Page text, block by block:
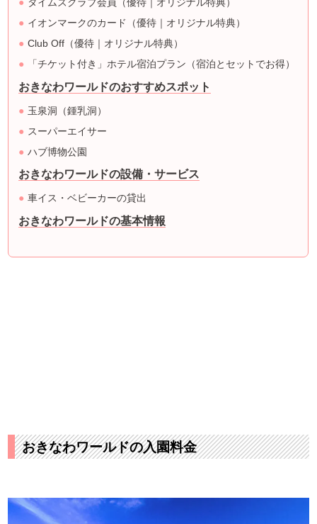
イオンマークのカード（優待｜オリジナル特典）
Club Off（優待｜オリジナル特典）
「チケット付き」ホテル宿泊プラン（宿泊とセットでお得）
おきなわワールドのおすすめスポット
玉泉洞（鍾乳洞）
スーパーエイサー
ハブ博物公園
おきなわワールドの設備・サービス
車イス・ベビーカーの貸出
おきなわワールドの基本情報
おきなわワールドの入園料金